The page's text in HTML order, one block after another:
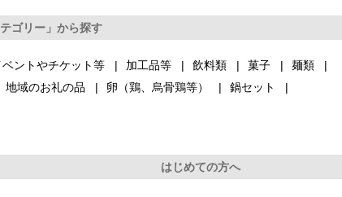
ゴリー」から探す
ベントやチケット等 加工品等 飲料類 菓子
麺類
地域のお礼の品 卵（鶏、烏骨鶏等）
鍋セット
はじめての方へ